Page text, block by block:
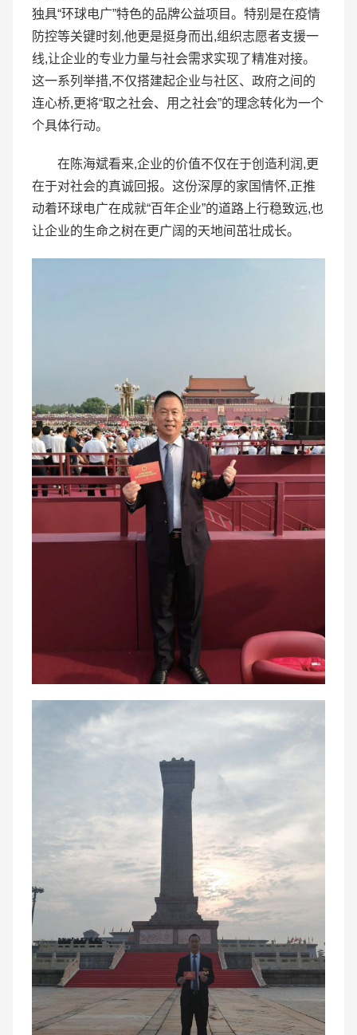
独具“环球电广”特色的品牌公益项目。特别是在疫情
防控等关键时刻,他更是挺身而出,组织志愿者支援一
线,让企业的专业力量与社会需求实现了精准对接。
这一系列举措,不仅搭建起企业与社区、政府之间的
连心桥,更将“取之社会、用之社会”的理念转化为一个
个具体行动。
在陈海斌看来,企业的价值不仅在于创造利润,更
在于对社会的真诚回报。这份深厚的家国情怀,正推
动着环球电广在成就“百年企业”的道路上行稳致远,也
让企业的生命之树在更广阔的天地间茁壮成长。